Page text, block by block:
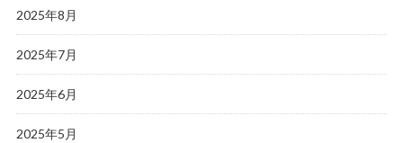
2025年8月
2025年7月
2025年6月
2025年5月